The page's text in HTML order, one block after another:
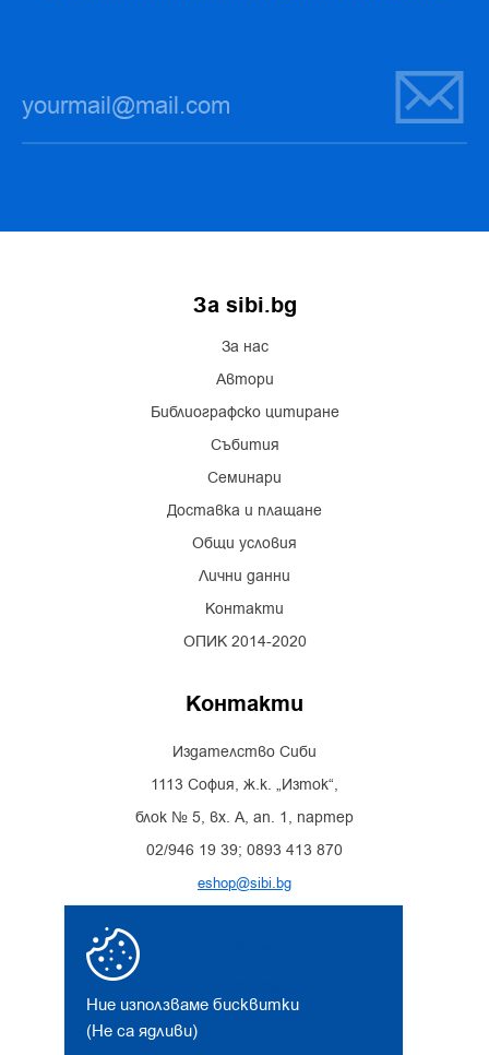
Ние използваме бисквитки
(Не са ядливи)
За sibi.bg
За нас
Автори
Библиографско цитиране
Събития
Семинари
Доставка и плащане
Общи условия
Лични данни
Контакти
ОПИК 2014-2020
Контакти
Издателство Сиби
1113 София, ж.к. „Изток“,
блок № 5, вх. А, ап. 1, партер
02/946 19 39; 0893 413 870
eshop@sibi.bg